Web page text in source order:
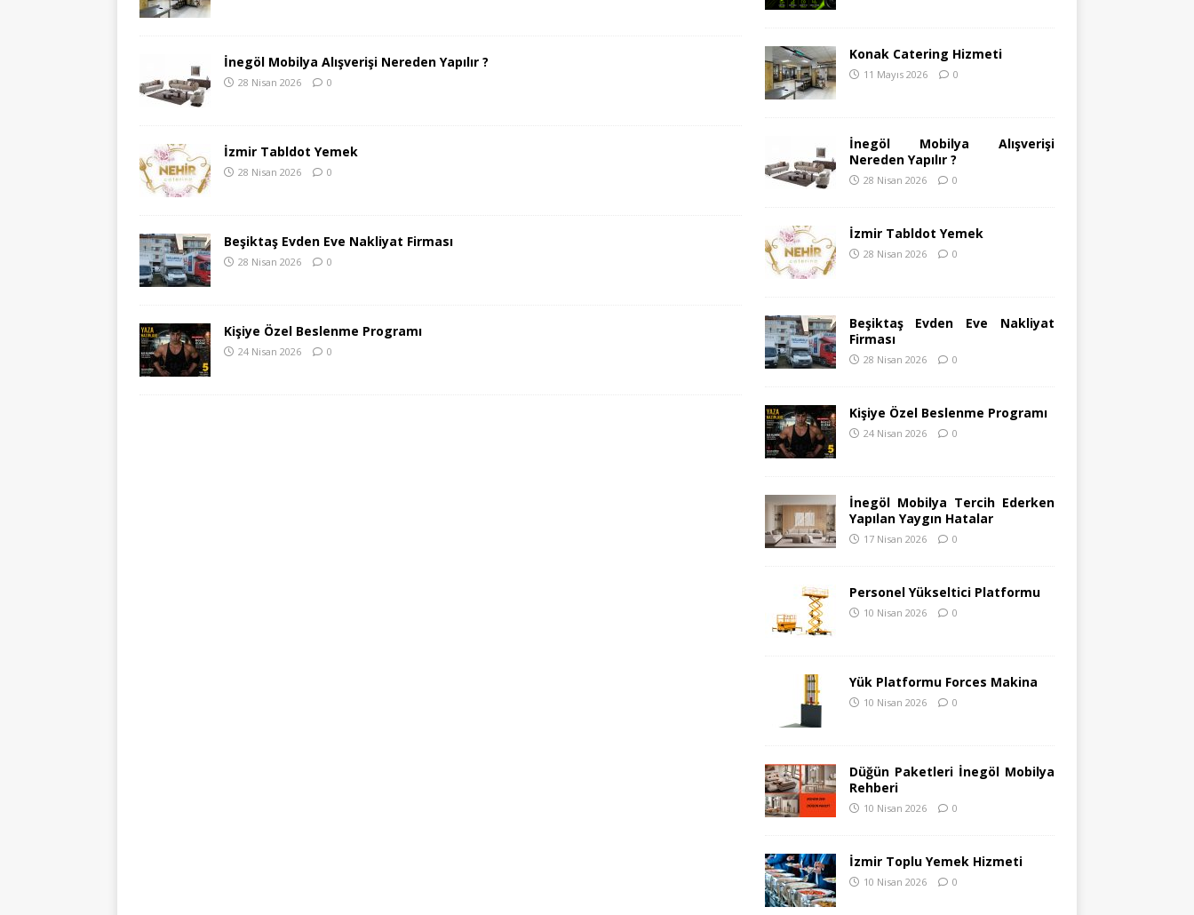
İnegöl Mobilya Alışverişi Nereden Yapılır ?
28 Nisan 2026 0
İzmir Tabldot Yemek
28 Nisan 2026 0
Beşiktaş Evden Eve Nakliyat Firması
28 Nisan 2026 0
Kişiye Özel Beslenme Programı
24 Nisan 2026 0
Konak Catering Hizmeti
11 Mayıs 2026 0
İnegöl Mobilya Alışverişi
Nereden Yapılır ?
28 Nisan 2026 0
İzmir Tabldot Yemek
28 Nisan 2026 0
Beşiktaş Evden Eve Nakliyat
Firması
28 Nisan 2026 0
Kişiye Özel Beslenme Programı
24 Nisan 2026 0
İnegöl Mobilya Tercih Ederken
Yapılan Yaygın Hatalar
17 Nisan 2026 0
Personel Yükseltici Platformu
10 Nisan 2026 0
Yük Platformu Forces Makina
10 Nisan 2026 0
Düğün Paketleri İnegöl Mobilya
Rehberi
10 Nisan 2026 0
İzmir Toplu Yemek Hizmeti
10 Nisan 2026 0